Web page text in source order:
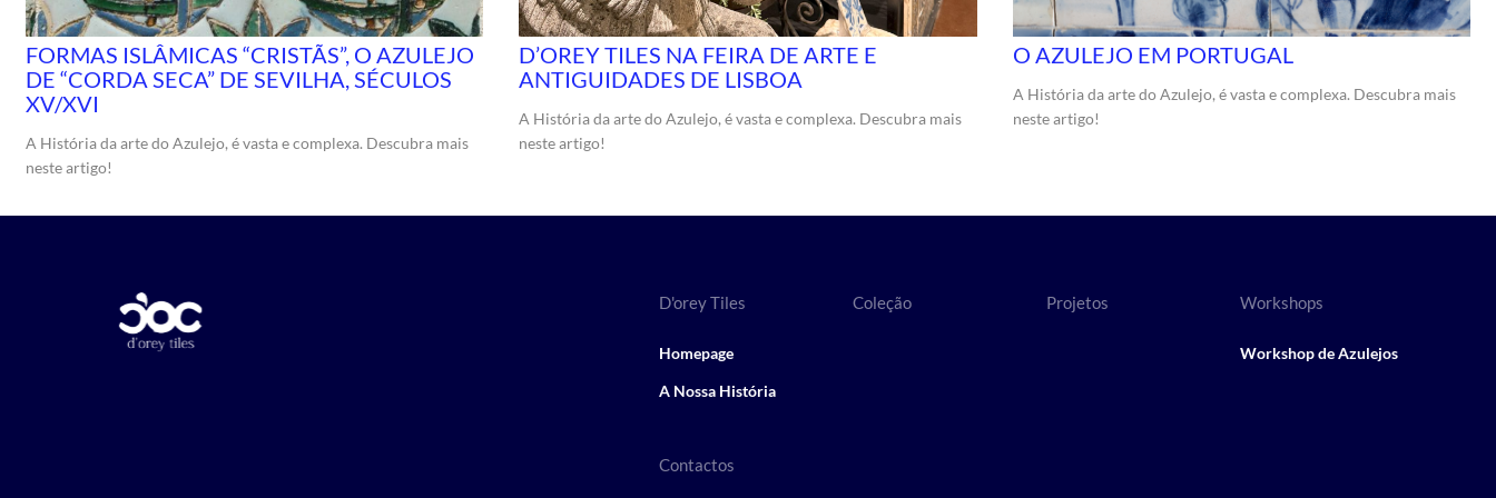
FORMAS ISLÂMICAS “CRISTÃS”, O AZULEJO
DE “CORDA SECA” DE SEVILHA, SÉCULOS
XV/XVI
A História da arte do Azulejo, é vasta e complexa. Descubra mais
neste artigo!
D’OREY TILES NA FEIRA DE ARTE E
ANTIGUIDADES DE LISBOA
A História da arte do Azulejo, é vasta e complexa. Descubra mais
neste artigo!
O AZULEJO EM PORTUGAL
A História da arte do Azulejo, é vasta e complexa. Descubra mais
neste artigo!
D'orey Tiles
Homepage
A Nossa História
Coleção Projetos Workshops
Workshop de Azulejos
Contactos